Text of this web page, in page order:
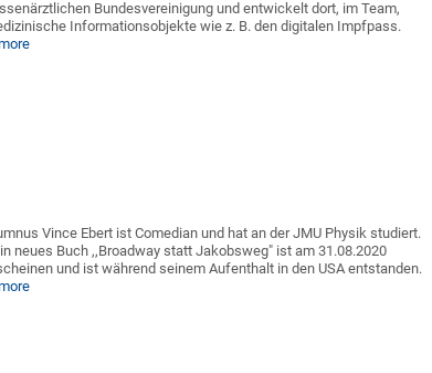
Bundesvereinigung und entwickelt dort, im Team,
Informationsobjekte wie z. B. den digitalen Impfpass.
Vince Ebert ist Comedian und hat an der JMU Physik studiert.
neues Buch ,,Broadway statt Jakobsweg" ist am 31.08.2020
und ist während seinem Aufenthalt in den USA entstanden.